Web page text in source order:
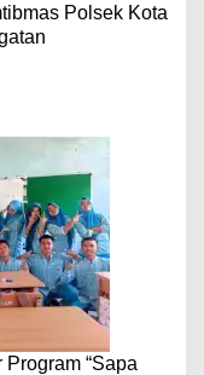
Polsek Kota
“Sapa